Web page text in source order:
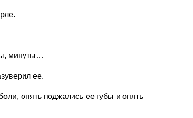
минуты…
ее.
опять поджались ее губы и опять